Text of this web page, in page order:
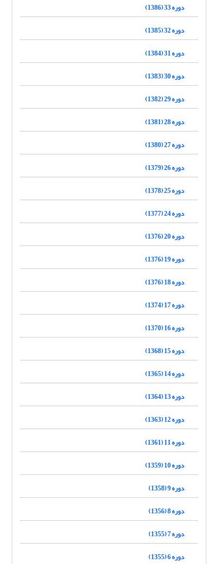
دوره 33 (1386)
دوره 32 (1385)
دوره 31 (1384)
دوره 30 (1383)
دوره 29 (1382)
دوره 28 (1381)
دوره 27 (1380)
دوره 26 (1379)
دوره 25 (1378)
دوره 24 (1377)
دوره 20 (1376)
دوره 19 (1376)
دوره 18 (1376)
دوره 17 (1374)
دوره 16 (1370)
دوره 15 (1368)
دوره 14 (1365)
دوره 13 (1364)
دوره 12 (1363)
دوره 11 (1361)
دوره 10 (1359)
دوره 9 (1358)
دوره 8 (1356)
دوره 7 (1355)
دوره 6 (1355)